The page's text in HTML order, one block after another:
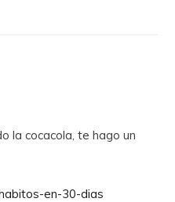
la cocacola, te hago un
en-30-dias